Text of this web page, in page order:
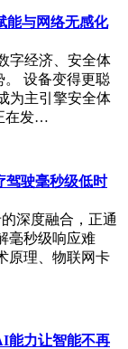
能与网络无感化
字经济、安全体
。 设备变得更聪
为主引擎安全体
在发…
驾驶毫秒级低时
深度融合，正通
毫秒级响应难
原理、物联网卡
能力让智能不再